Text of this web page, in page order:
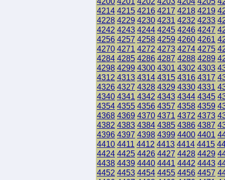
4214 4215 4216 4217 4218 4219
4228 4229 4230 4231 4232 4233
4242 4243 4244 4245 4246 4247
4256 4257 4258 4259 4260 4261
4270 4271 4272 4273 4274 4275
4284 4285 4286 4287 4288 4289
4298 4299 4300 4301 4302 4303
4312 4313 4314 4315 4316 4317
4326 4327 4328 4329 4330 4331
4340 4341 4342 4343 4344 4345
4354 4355 4356 4357 4358 4359
4368 4369 4370 4371 4372 4373
4382 4383 4384 4385 4386 4387
4396 4397 4398 4399 4400 4401
4410 4411 4412 4413 4414 4415
4424 4425 4426 4427 4428 4429
4438 4439 4440 4441 4442 4443
4452 4453 4454 4455 4456 4457